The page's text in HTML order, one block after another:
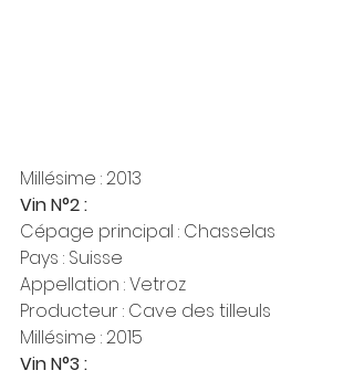
Millésime : 2013
Vin N°2 :
Cépage principal : Chasselas
Pays : Suisse
Appellation : Vetroz
Producteur : Cave des tilleuls
Millésime : 2015
Vin N°3 :